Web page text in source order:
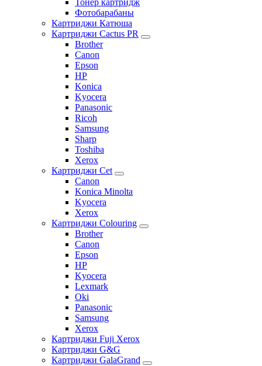
Тонер картридж
Фотобарабаны
Картриджи Катюша
Картриджи Cactus PR
Brother
Canon
Epson
HP
Konica
Kyocera
Panasonic
Ricoh
Samsung
Sharp
Toshiba
Xerox
Картриджи Cet
Canon
Konica Minolta
Kyocera
Xerox
Картриджи Colouring
Brother
Canon
Epson
HP
Kyocera
Lexmark
Oki
Panasonic
Samsung
Xerox
Картриджи Fuji Xerox
Картриджи G&G
Картриджи GalaGrand